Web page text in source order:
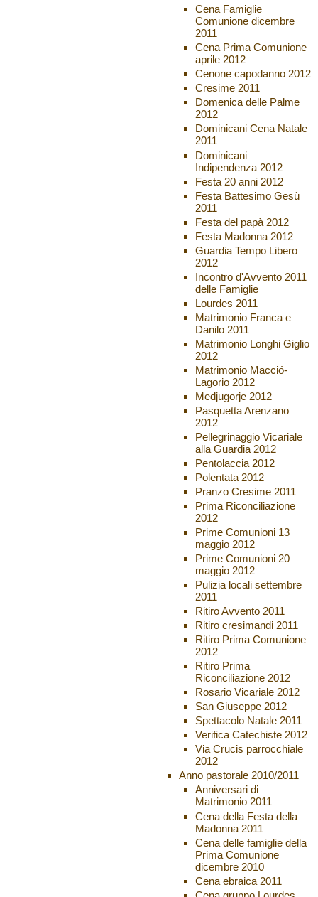
Cena Famiglie
Comunione dicembre
2011
Cena Prima Comunione
aprile 2012
Cenone capodanno 2012
Cresime 2011
Domenica delle Palme
2012
Dominicani Cena Natale
2011
Dominicani
Indipendenza 2012
Festa 20 anni 2012
Festa Battesimo Gesù
2011
Festa del papà 2012
Festa Madonna 2012
Guardia Tempo Libero
2012
Incontro d'Avvento 2011
delle Famiglie
Lourdes 2011
Matrimonio Franca e
Danilo 2011
Matrimonio Longhi Giglio
2012
Matrimonio Macció-
Lagorio 2012
Medjugorje 2012
Pasquetta Arenzano
2012
Pellegrinaggio Vicariale
alla Guardia 2012
Pentolaccia 2012
Polentata 2012
Pranzo Cresime 2011
Prima Riconciliazione
2012
Prime Comunioni 13
maggio 2012
Prime Comunioni 20
maggio 2012
Pulizia locali settembre
2011
Ritiro Avvento 2011
Ritiro cresimandi 2011
Ritiro Prima Comunione
2012
Ritiro Prima
Riconciliazione 2012
Rosario Vicariale 2012
San Giuseppe 2012
Spettacolo Natale 2011
Verifica Catechiste 2012
Via Crucis parrocchiale
2012
Anno pastorale 2010/2011
Anniversari di
Matrimonio 2011
Cena della Festa della
Madonna 2011
Cena delle famiglie della
Prima Comunione
dicembre 2010
Cena ebraica 2011